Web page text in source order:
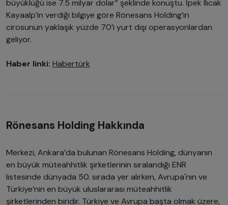
büyüklüğü ise 7.5 milyar dolar” şeklinde konuştu. İpek Ilıcak
Kayaalp’in verdiği bilgiye göre Rönesans Holding’in
cirosunun yaklaşık yüzde 70’i yurt dışı operasyonlardan
geliyor.
Haber linki: Habertürk
Rönesans Holding Hakkında
Merkezi, Ankara’da bulunan Rönesans Holding, dünyanın
en büyük müteahhitlik şirketlerinin sıralandığı ENR
listesinde dünyada 50. sırada yer alırken, Avrupa'nın ve
Türkiye’nin en büyük uluslararası müteahhitlik
şirketlerinden biridir. Türkiye ve Avrupa başta olmak üzere,